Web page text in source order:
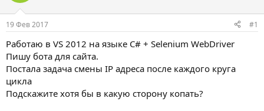
е
м
ы
ч
л
а
19 Фев 2017 #1
Работаю в VS 2012 на языке C# + Selenium WebDriver
Пишу бота для сайта.
Постала задача смены IP адреса после каждого круга
цикла
Подскажите хотя бы в какую сторону копать?